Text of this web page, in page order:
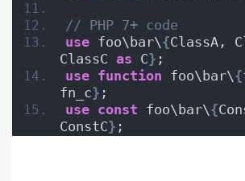
// PHP 7+ code
use foo\bar\{ClassA,
ClassC as C} ;
use function foo\bar\{
fn_c} ;
use const foo\bar\{
ConstC} ;